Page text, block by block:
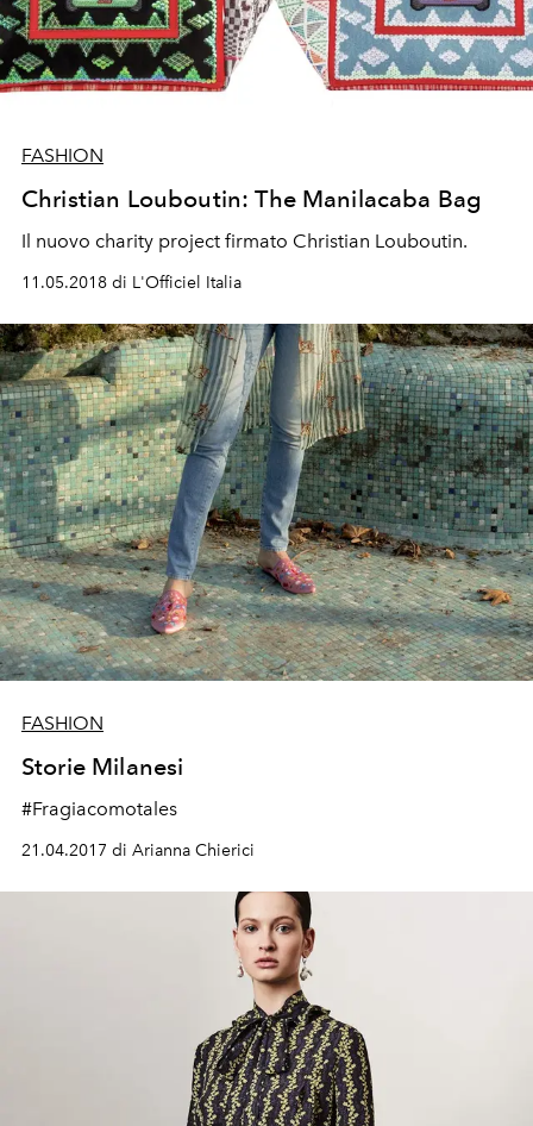
FASHION
Christian Louboutin: The Manilacaba Bag
Il nuovo charity project firmato Christian Louboutin.
11.05.2018 di L'Officiel Italia
FASHION
Storie Milanesi
#Fragiacomotales
21.04.2017 di Arianna Chierici